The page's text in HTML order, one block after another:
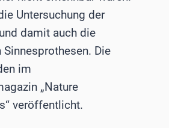
Untersuchung der
damit auch die
Die
im
„Nature
veröffentlicht.